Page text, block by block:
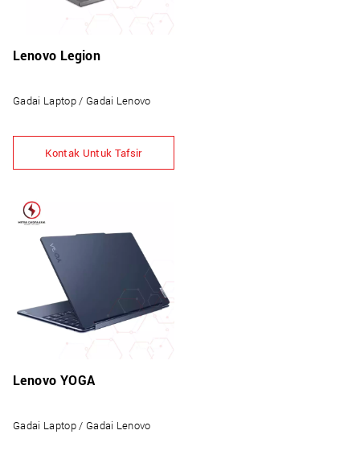
Lenovo Legion
Gadai Laptop / Gadai Lenovo
Kontak Untuk Tafsir
Lenovo YOGA
Gadai Laptop / Gadai Lenovo